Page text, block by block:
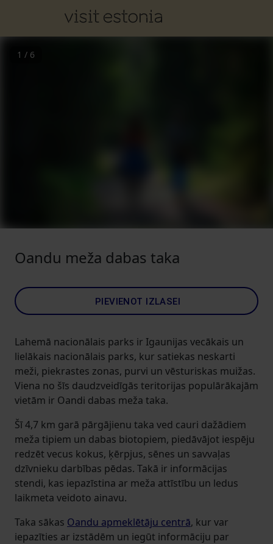
1 / 6
Oandu meža dabas taka
PIEVIENOT IZLASEI
Lahemā nacionālais parks ir Igaunijas vecākais un
lielākais nacionālais parks, kur satiekas neskarti
meži, piekrastes zonas, purvi un vēsturiskas muižas.
Viena no šīs daudzveidīgās teritorijas populārākajām
vietām ir Oandi dabas meža taka.
Šī 4,7 km garā pārgājienu taka ved cauri dažādiem
meža tipiem un dabas biotopiem, piedāvājot iespēju
redzēt vecus kokus, ķērpjus, sēnes un savvaļas
dzīvnieku darbības pēdas. Takā ir informācijas
stendi, kas iepazīstina ar meža attīstību un ledus
laikmeta veidoto ainavu.
Taka sākas Oandu apmeklētāju centrā, kur var
iepazīties ar izstādēm un iegūt informāciju par